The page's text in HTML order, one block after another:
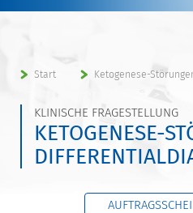
Start Ketogenese-
KLINISCHE FRAGESTELLUNG
KETOGENESE-